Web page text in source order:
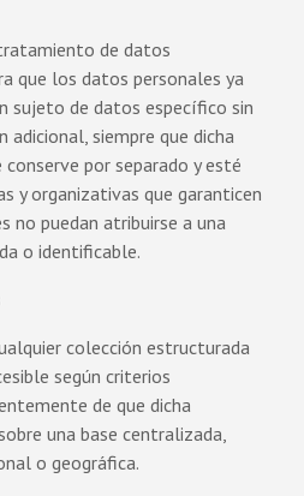
de datos
que los datos personales ya
sujeto de datos específico sin
adicional, siempre que dicha
por separado y esté
y organizativas que garanticen
no puedan atribuirse a una
o identificable.
colección estructurada
según criterios
de que dicha
una base centralizada,
o geográfica.